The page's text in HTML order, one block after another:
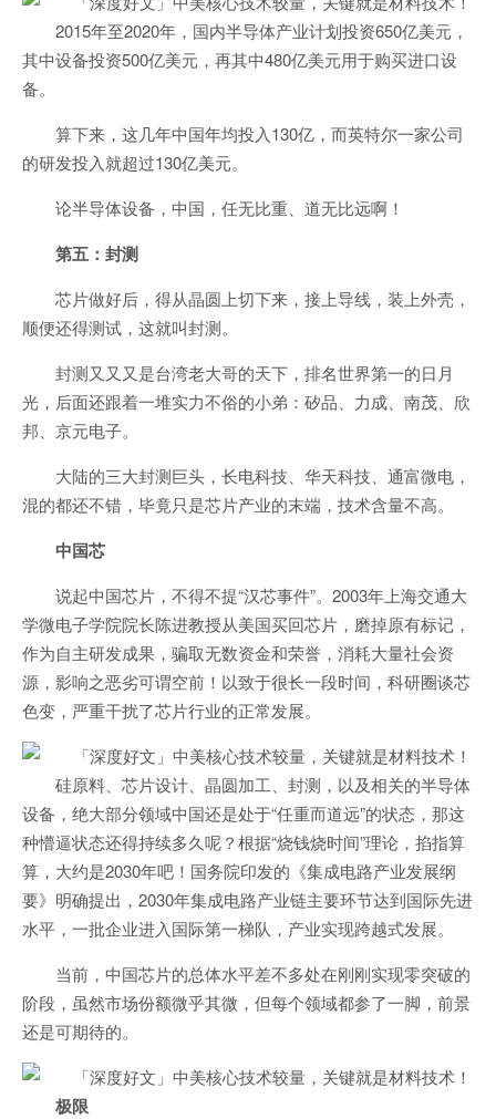
2015年至2020年，国内半导体产业计划投资650亿美元，
其中设备投资500亿美元，再其中480亿美元用于购买进口设
备。
算下来，这几年中国年均投入130亿，而英特尔一家公司
的研发投入就超过130亿美元。
论半导体设备，中国，任无比重、道无比远啊！
第五：封测
芯片做好后，得从晶圆上切下来，接上导线，装上外壳，
顺便还得测试，这就叫封测。
封测又又又是台湾老大哥的天下，排名世界第一的日月
光，后面还跟着一堆实力不俗的小弟：矽品、力成、南茂、欣
邦、京元电子。
大陆的三大封测巨头，长电科技、华天科技、通富微电，
混的都还不错，毕竟只是芯片产业的末端，技术含量不高。
中国芯
说起中国芯片，不得不提“汉芯事件”。2003年上海交通大
学微电子学院院长陈进教授从美国买回芯片，磨掉原有标记，
作为自主研发成果，骗取无数资金和荣誉，消耗大量社会资
源，影响之恶劣可谓空前！以致于很长一段时间，科研圈谈芯
色变，严重干扰了芯片行业的正常发展。
硅原料、芯片设计、晶圆加工、封测，以及相关的半导体
设备，绝大部分领域中国还是处于“任重而道远”的状态，那这
种懵逼状态还得持续多久呢？根据“烧钱烧时间”理论，掐指算
算，大约是2030年吧！国务院印发的《集成电路产业发展纲
要》明确提出，2030年集成电路产业链主要环节达到国际先进
水平，一批企业进入国际第一梯队，产业实现跨越式发展。
当前，中国芯片的总体水平差不多处在刚刚实现零突破的
阶段，虽然市场份额微乎其微，但每个领域都参了一脚，前景
还是可期待的。
极限